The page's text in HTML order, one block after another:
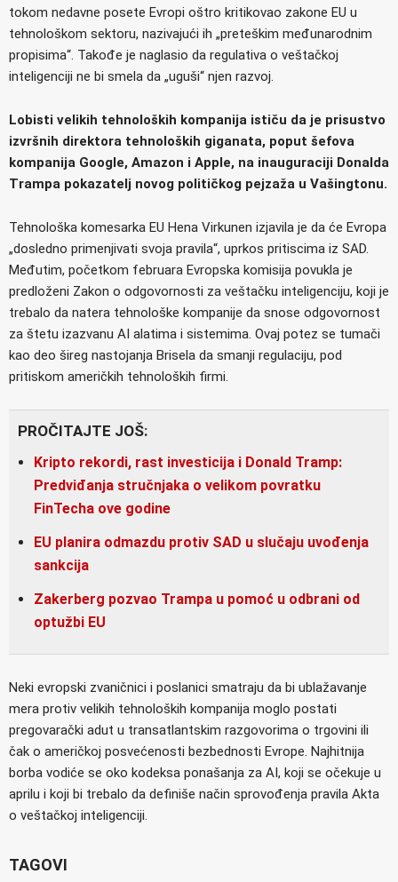
tokom nedavne posete Evropi oštro kritikovao zakone EU u
tehnološkom sektoru, nazivajući ih „preteškim međunarodnim
propisima“. Takođe je naglasio da regulativa o veštačkoj
inteligenciji ne bi smela da „uguši“ njen razvoj.
Lobisti velikih tehnoloških kompanija ističu da je prisustvo
izvršnih direktora tehnoloških giganata, poput šefova
kompanija Google, Amazon i Apple, na inauguraciji Donalda
Trampa pokazatelj novog političkog pejzaža u Vašingtonu.
Tehnološka komesarka EU Hena Virkunen izjavila je da će Evropa
„dosledno primenjivati svoja pravila“, uprkos pritiscima iz SAD.
Međutim, početkom februara Evropska komisija povukla je
predloženi Zakon o odgovornosti za veštačku inteligenciju, koji je
trebalo da natera tehnološke kompanije da snose odgovornost
za štetu izazvanu AI alatima i sistemima. Ovaj potez se tumači
kao deo šireg nastojanja Brisela da smanji regulaciju, pod
pritiskom američkih tehnoloških firmi.
PROČITAJTE JOŠ:
Kripto rekordi, rast investicija i Donald Tramp:
Predviđanja stručnjaka o velikom povratku
FinTecha ove godine
EU planira odmazdu protiv SAD u slučaju uvođenja
sankcija
Zakerberg pozvao Trampa u pomoć u odbrani od
optužbi EU
Neki evropski zvaničnici i poslanici smatraju da bi ublažavanje
mera protiv velikih tehnoloških kompanija moglo postati
pregovarački adut u transatlantskim razgovorima o trgovini ili
čak o američkoj posvećenosti bezbednosti Evrope. Najhitnija
borba vodiće se oko kodeksa ponašanja za AI, koji se očekuje u
aprilu i koji bi trebalo da definiše način sprovođenja pravila Akta
o veštačkoj inteligenciji.
TAGOVI